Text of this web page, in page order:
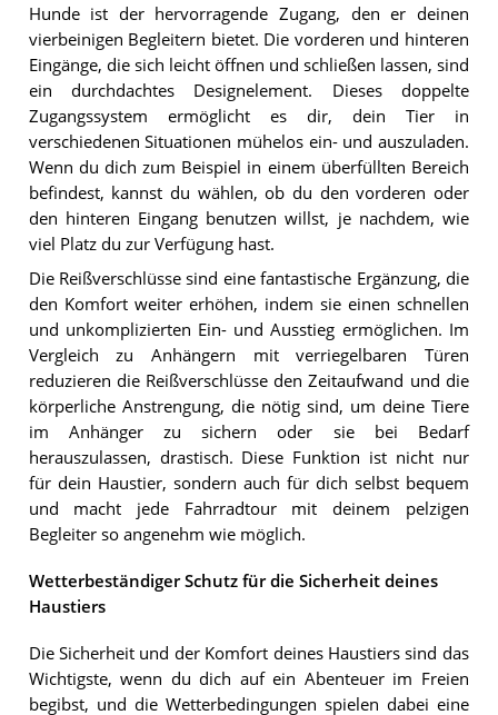
Hunde ist der hervorragende Zugang, den er deinen
vierbeinigen Begleitern bietet. Die vorderen und hinteren
Eingänge, die sich leicht öffnen und schließen lassen, sind
ein durchdachtes Designelement. Dieses doppelte
Zugangssystem ermöglicht es dir, dein Tier in
verschiedenen Situationen mühelos ein- und auszuladen.
Wenn du dich zum Beispiel in einem überfüllten Bereich
befindest, kannst du wählen, ob du den vorderen oder
den hinteren Eingang benutzen willst, je nachdem, wie
viel Platz du zur Verfügung hast.
Die Reißverschlüsse sind eine fantastische Ergänzung, die
den Komfort weiter erhöhen, indem sie einen schnellen
und unkomplizierten Ein- und Ausstieg ermöglichen. Im
Vergleich zu Anhängern mit verriegelbaren Türen
reduzieren die Reißverschlüsse den Zeitaufwand und die
körperliche Anstrengung, die nötig sind, um deine Tiere
im Anhänger zu sichern oder sie bei Bedarf
herauszulassen, drastisch. Diese Funktion ist nicht nur
für dein Haustier, sondern auch für dich selbst bequem
und macht jede Fahrradtour mit deinem pelzigen
Begleiter so angenehm wie möglich.
Wetterbeständiger Schutz für die Sicherheit deines
Haustiers
Die Sicherheit und der Komfort deines Haustiers sind das
Wichtigste, wenn du dich auf ein Abenteuer im Freien
begibst, und die Wetterbedingungen spielen dabei eine